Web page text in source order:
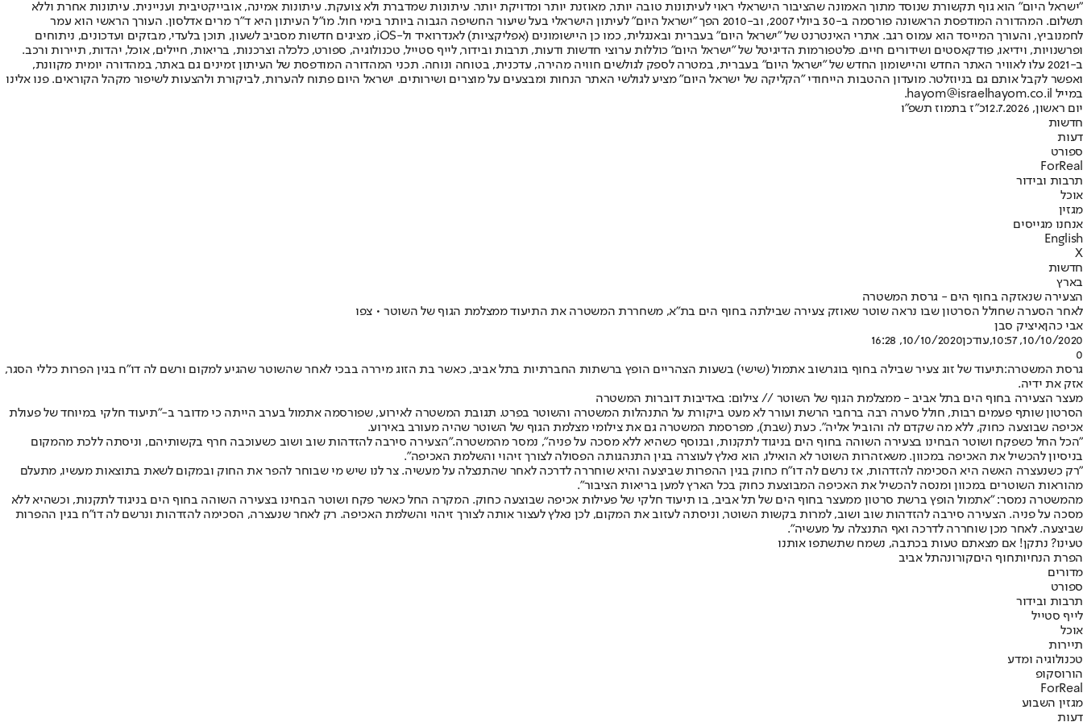
"ישראל היום" הוא גוף תקשורת שנוסד מתוך האמונה שהציבור הישראלי ראוי לעיתונות טובה יותר, מאוזנת יותר ומדויקת יותר. עיתונות שמדברת ולא צועקת. עיתונות אמינה, אובייקטיבית ועניינית. עיתונות אחרת וללא
תשלום. המהדורה המודפסת הראשונה פורסמה ב-30 ביולי 2007, וב-2010 הפך "ישראל היום" לעיתון הישראלי בעל שיעור החשיפה הגבוה ביותר בימי חול. מו"ל העיתון היא ד"ר מרים אדלסון. העורך הראשי הוא עמר
לחמנוביץ, והעורך המייסד הוא עמוס רגב. אתרי האינטרנט של "ישראל היום" בעברית ובאנגלית, כמו כן היישומונים (אפליקציות) לאנדרואיד ול-iOS, מציגים חדשות מסביב לשעון, תוכן בלעדי, מבזקים ועדכונים, ניתוחים
ופרשנויות, וידיאו, פודקאסטים ושידורים חיים. פלטפורמות הדיגיטל של "ישראל היום" כוללות ערוצי חדשות ודעות, תרבות ובידור, לייף סטייל, טכנולוגיה, ספורט, כלכלה וצרכנות, בריאות, חיילים, אוכל, יהדות, תיירות ורכב.
ב-2021 עלו לאוויר האתר החדש והיישומון החדש של "ישראל היום" בעברית, במטרה לספק לגולשים חוויה מהירה, עדכנית, בטוחה ונוחה. תכני המהדורה המודפסת של העיתון זמינים גם באתר, במהדורה יומית מקוונת,
ואפשר לקבל אותם גם בניוזלטר. מועדון ההטבות הייחודי "הקליקה של ישראל היום" מציע לגולשי האתר הנחות ומבצעים על מוצרים ושירותים. ישראל היום פתוח להערות, לביקורת ולהצעות לשיפור מקהל הקוראים. פנו אלינו
במייל hayom@israelhayom.co.il.
יום ראשון, 12.7.2026
כ"ז בתמוז תשפ"ו
חדשות
דעות
ספורט
ForReal
תרבות ובידור
אוכל
מגזין
אנחנו מגייסים
English
X
חדשות
בארץ
הצעירה שנאזקה בחוף הים - גרסת המשטרה
לאחר הסערה שחולל הסרטון שבו נראה שוטר שאוזק צעירה שבילתה בחוף הים בת"א, משחררת המשטרה את התיעוד ממצלמת הגוף של השוטר • צפו
אבי כהןאיציק סבן
10/10/2020, 10:57
,עודכן10/10/2020, 16:28
0
גרסת המשטרה:תיעוד של זוג צעיר שבילה בחוף בוגרשוב אתמול (שישי) בשעות הצהריים הופץ ברשתות החברתיות בתל אביב, כאשר בת הזוג מיררה בבכי לאחר שהשוטר שהגיע למקום ורשם לה דו"ח בגין הפרות כללי הסגר,
אזק את ידיה.
מעצר הצעירה בחוף הים בתל אביב - ממצלמת הגוף של השוטר // צילום: באדיבות דוברות המשטרה
הסרטון שותף פעמים רבות, חולל סערה רבה ברחבי הרשת ועורר לא מעט ביקורת על התנהלות המשטרה והשוטר בפרט. תגובת המשטרה לאירוע, שפורסמה אתמול בערב הייתה כי מדובר ב-"תיעוד חלקי במיוחד של פעולת
אכיפה שבוצעה כחוק, ללא מה שקדם לה והוביל אליה". כעת (שבת), מפרסמת המשטרה גם את צילומי מצלמת הגוף של השוטר שהיה מעורב באירוע.
"הכל החל כשפקח ושוטר הבחינו בצעירה השוהה בחוף הים בניגוד לתקנות, ובנוסף כשהיא ללא מסכה על פניה", נמסר מהמשטרה."הצעירה סירבה להזדהות שוב ושוב כשעוכבה חרף בקשותיהם, וניסתה ללכת מהמקום
בניסיון להכשיל את האכיפה במכוון. משאזהרות השוטר לא הואילו, הוא נאלץ לעוצרה בגין התנהגותה הפסולה לצורך זיהוי והשלמת האכיפה".
"רק כשנעצרה האשה היא הסכימה להזדהות, אז נרשם לה דו״ח כחוק בגין ההפרות שביצעה והיא שוחררה לדרכה לאחר שהתנצלה על מעשיה. צר לנו שיש מי שבוחר להפר את החוק ובמקום לשאת בתוצאות מעשיו, מתעלם
מהוראות השוטרים במכוון ומנסה להכשיל את האכיפה המבוצעת כחוק בכל הארץ למען בריאות הציבור".
מהמשטרה נמסר: "אתמול הופץ ברשת סרטון ממעצר בחוף הים של תל אביב, בו תיעוד חלקי של פעילות אכיפה שבוצעה כחוק. המקרה החל כאשר פקח ושוטר הבחינו בצעירה השוהה בחוף הים בניגוד לתקנות, וכשהיא ללא
מסכה על פניה. הצעירה סירבה להזדהות שוב ושוב, למרות בקשות השוטר, וניסתה לעזוב את המקום, לכן נאלץ לעצור אותה לצורך זיהוי והשלמת האכיפה. רק לאחר שנעצרה, הסכימה להזדהות ונרשם לה דו"ח בגין ההפרות
שביצעה. לאחר מכן שוחררה לדרכה ואף התנצלה על מעשיה".
טעינו? נתקן! אם מצאתם טעות בכתבה, נשמח שתשתפו אותנו
הפרת הנחיותחוף היםקורונהתל אביב
מדורים
ספורט
תרבות ובידור
לייף סטייל
אוכל
תיירות
טכנולוגיה ומדע
הורוסקופ
ForReal
מגזין השבוע
דעות